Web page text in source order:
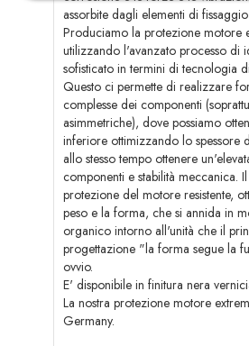
assorbite dagli elementi di
Produciamo la protezione motore
utilizzando l'avanzato processo di
sofisticato in termini di tecnologia
Questo ci permette di realizzare
complesse dei componenti
asimmetriche), dove possiamo
inferiore ottimizzando lo spessore
allo stesso tempo ottenere
componenti e stabilità meccanica.
protezione del motore resistente,
peso e la forma, che si annida in
organico intorno all'unità che il
progettazione "la forma segue la
ovvio.
E' disponibile in finitura nera
La nostra protezione motore
Germany.